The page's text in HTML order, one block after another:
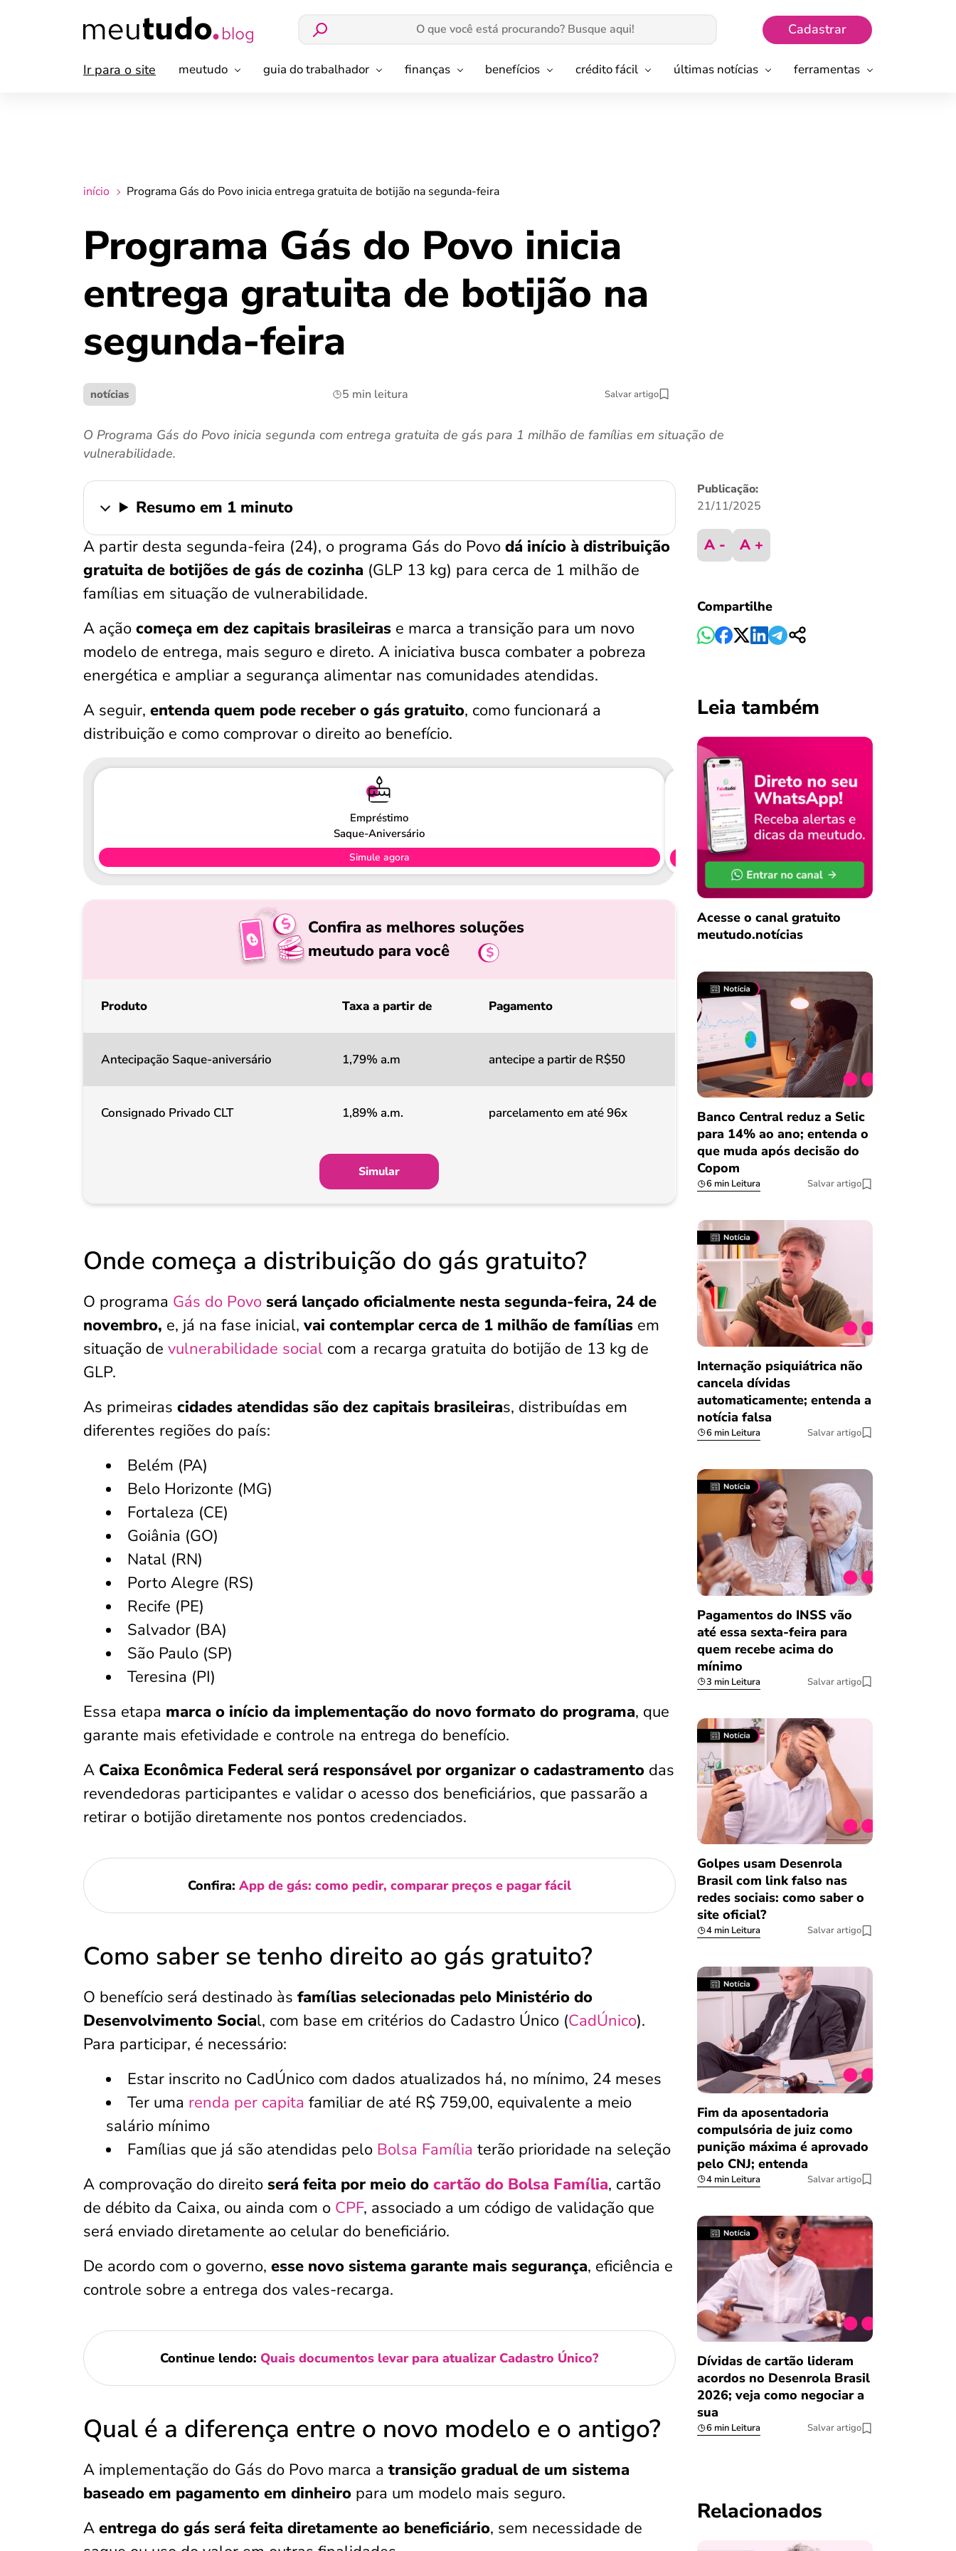
Cadastrar
Ir para o site meutudo guia do trabalhador finanças benefícios crédito fácil últimas notícias ferramentas
início Programa Gás do Povo inicia entrega gratuita de botijão na segunda-feira
Programa Gás do Povo inicia
entrega gratuita de botijão na
segunda-feira
notícias 5 min leitura Salvar artigo
O Programa Gás do Povo inicia segunda com entrega gratuita de gás para 1 milhão de famílias em situação de
vulnerabilidade.
Resumo em 1 minuto
A partir desta segunda-feira (24), o programa Gás do Povo dá início à distribuição
gratuita de botijões de gás de cozinha (GLP 13 kg) para cerca de 1 milhão de
famílias em situação de vulnerabilidade.
A ação começa em dez capitais brasileiras e marca a transição para um novo
modelo de entrega, mais seguro e direto. A iniciativa busca combater a pobreza
energética e ampliar a segurança alimentar nas comunidades atendidas.
A seguir, entenda quem pode receber o gás gratuito, como funcionará a
distribuição e como comprovar o direito ao benefício.
Empréstimo
Saque-Aniversário
Simule agora
Confira as melhores soluções
meutudo para você
Produto Taxa a partir de Pagamento
Antecipação Saque-aniversário 1,79% a.m antecipe a partir de R$50
Consignado Privado CLT 1,89% a.m. parcelamento em até 96x
Simular
Onde começa a distribuição do gás gratuito?
O programa Gás do Povo será lançado oficialmente nesta segunda-feira, 24 de
novembro, e, já na fase inicial, vai contemplar cerca de 1 milhão de famílias em
situação de vulnerabilidade social com a recarga gratuita do botijão de 13 kg de
GLP.
As primeiras cidades atendidas são dez capitais brasileiras, distribuídas em
diferentes regiões do país:
Belém (PA)
Belo Horizonte (MG)
Fortaleza (CE)
Goiânia (GO)
Natal (RN)
Porto Alegre (RS)
Recife (PE)
Salvador (BA)
São Paulo (SP)
Teresina (PI)
Essa etapa marca o início da implementação do novo formato do programa, que
garante mais efetividade e controle na entrega do benefício.
A Caixa Econômica Federal será responsável por organizar o cadastramento das
revendedoras participantes e validar o acesso dos beneficiários, que passarão a
retirar o botijão diretamente nos pontos credenciados.
Confira: App de gás: como pedir, comparar preços e pagar fácil
Como saber se tenho direito ao gás gratuito?
O benefício será destinado às famílias selecionadas pelo Ministério do
Desenvolvimento Social, com base em critérios do Cadastro Único (CadÚnico).
Para participar, é necessário:
Estar inscrito no CadÚnico com dados atualizados há, no mínimo, 24 meses
Ter uma renda per capita familiar de até R$ 759,00, equivalente a meio
salário mínimo
Famílias que já são atendidas pelo Bolsa Família terão prioridade na seleção
A comprovação do direito será feita por meio do cartão do Bolsa Família, cartão
de débito da Caixa, ou ainda com o CPF, associado a um código de validação que
será enviado diretamente ao celular do beneficiário.
De acordo com o governo, esse novo sistema garante mais segurança, eficiência e
controle sobre a entrega dos vales-recarga.
Continue lendo: Quais documentos levar para atualizar Cadastro Único?
Qual é a diferença entre o novo modelo e o antigo?
A implementação do Gás do Povo marca a transição gradual de um sistema
baseado em pagamento em dinheiro para um modelo mais seguro.
A entrega do gás será feita diretamente ao beneficiário, sem necessidade de
Publicação:
21/11/2025
A - A +
Compartilhe
Leia também
Acesse o canal gratuito
meutudo.notícias
Banco Central reduz a Selic
para 14% ao ano; entenda o
que muda após decisão do
Copom
6 min Leitura Salvar artigo
Internação psiquiátrica não
cancela dívidas
automaticamente; entenda a
notícia falsa
6 min Leitura Salvar artigo
Pagamentos do INSS vão
até essa sexta-feira para
quem recebe acima do
mínimo
3 min Leitura Salvar artigo
Golpes usam Desenrola
Brasil com link falso nas
redes sociais: como saber o
site oficial?
4 min Leitura Salvar artigo
Fim da aposentadoria
compulsória de juiz como
punição máxima é aprovado
pelo CNJ; entenda
4 min Leitura Salvar artigo
Dívidas de cartão lideram
acordos no Desenrola Brasil
2026; veja como negociar a
sua
6 min Leitura Salvar artigo
Relacionados